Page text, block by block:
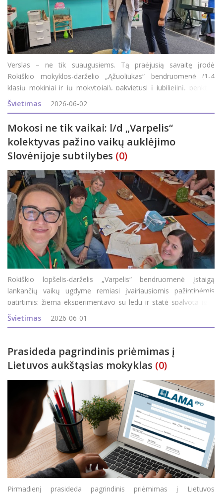
Verslas – ne tik suaugusiems. Tą praėjusią savaitę įrodė
Rokiškio mokyklos-darželio „Ąžuoliukas“ bendruomenė (1-4
klasių mokiniai ir jų mokytojai), pakvietusi į jubiliejinį, penktus
metus iš eilės pavasarį organizuojamą renginį „Verslumo
miestelis“. Jubil
Švietimas 2026-06-02
Mokosi ne tik vaikai: l/d „Varpelis“
kolektyvas pažino vaikų auklėjimo
Slovėnijoje subtilybes (0)
Rokiškio lopšelis-darželis „Varpelis“ bendruomenė įstaigą
lankančių vaikų ugdyme remiasi įvairiausiomis pažintinėmis
patirtimis: žiemą eksperimentavo su ledu ir statė spalvotą iglu,
pavasarį įstaigoje patys išperino dvi dešimtis viščiukų, o kiek
kasdien
Švietimas 2026-06-01
Prasideda pagrindinis priėmimas į
Lietuvos aukštąsias mokyklas (0)
Pirmadienį prasideda pagrindinis priėmimas į Lietuvos